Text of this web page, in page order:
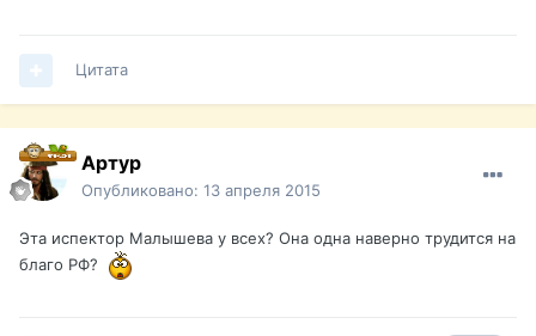
Цитата
Артур
Опубликовано: 13 апреля 2015
Эта испектор Малышева у всех? Она одна наверно трудится на
благо РФ?